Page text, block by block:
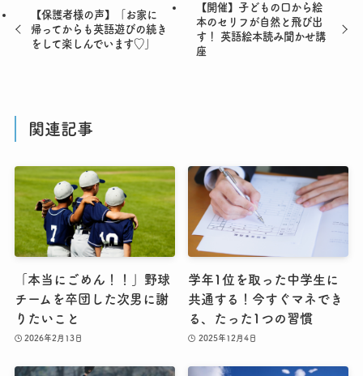
【保護者様の声】「お家に
帰ってからも英語遊びの続き
をして楽しんでいます♡」
【開催】子どもの口から絵
本のセリフが自然と飛び出
す！ 英語絵本読み聞かせ講
座
関連記事
「本当にごめん！！」野球
チームを卒団した次男に謝
りたいこと
2026年2月13日
学年1位を取った中学生に
共通する！今すぐマネでき
る、たった1つの習慣
2025年12月4日